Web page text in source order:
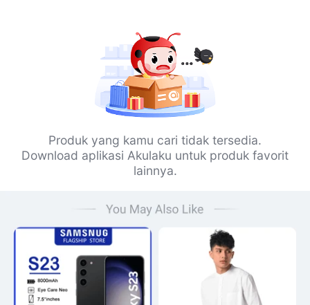
Produk yang kamu cari tidak tersedia.
Download aplikasi Akulaku untuk produk favorit
lainnya.